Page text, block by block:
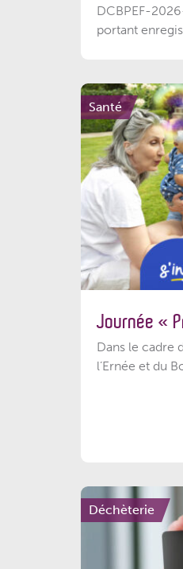
DCBPEF-
portant
Santé
Journée «
Dans le cadre
l’Ernée et du
Déchèterie